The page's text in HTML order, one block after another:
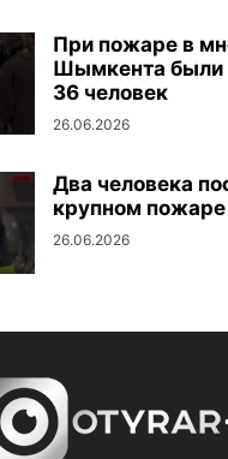
При пожаре в
Шымкента были
36 человек
26.06.2026
Два человека
крупном
26.06.2026